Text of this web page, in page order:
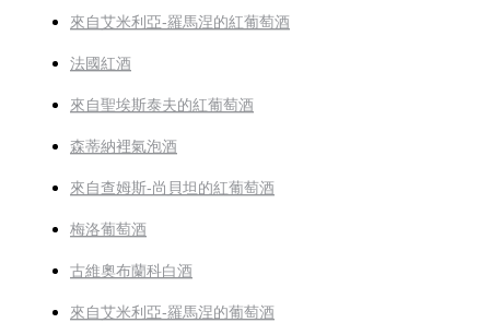
來自艾米利亞-羅馬涅的紅葡萄酒
法國紅酒
來自聖埃斯泰夫的紅葡萄酒
森蒂納裡氣泡酒
來自查姆斯-尚貝坦的紅葡萄酒
梅洛葡萄酒
古維奧布蘭科白酒
來自艾米利亞-羅馬涅的葡萄酒